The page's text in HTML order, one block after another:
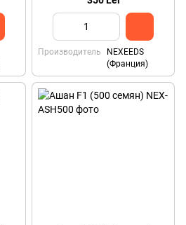
Производитель
NEXEEDS
(Франция)